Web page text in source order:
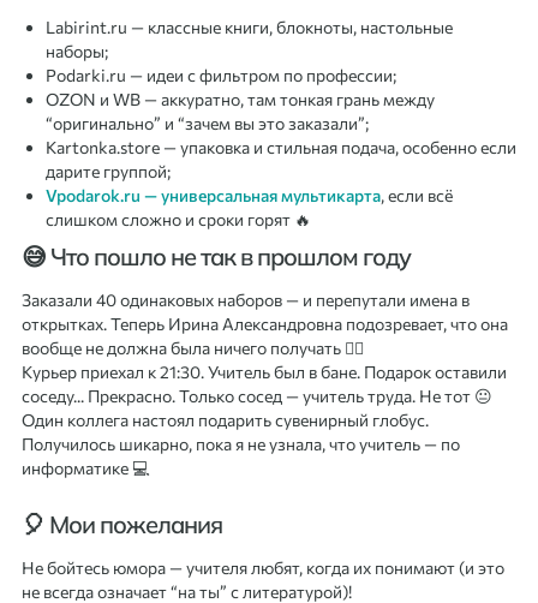
Labirint.ru — классные книги, блокноты, настольные
наборы;
Podarki.ru — идеи с фильтром по профессии;
OZON и WB — аккуратно, там тонкая грань между
“оригинально” и “зачем вы это заказали”;
Kartonka.store — упаковка и стильная подача, особенно если
дарите группой;
Vpodarok.ru — универсальная мультикарта, если всё
слишком сложно и сроки горят 🔥
😅 Что пошло не так в прошлом году
Заказали 40 одинаковых наборов — и перепутали имена в
открытках. Теперь Ирина Александровна подозревает, что она
вообще не должна была ничего получать 🤦‍♀️
Курьер приехал к 21:30. Учитель был в бане. Подарок оставили
соседу... Прекрасно. Только сосед — учитель труда. Не тот 😐
Один коллега настоял подарить сувенирный глобус.
Получилось шикарно, пока я не узнала, что учитель — по
информатике 💻
🎈 Мои пожелания
Не бойтесь юмора — учителя любят, когда их понимают (и это
не всегда означает “на ты” с литературой)!